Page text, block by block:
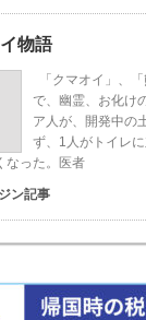
物語
「クマオイ」、
で、幽霊、お化け
ア人が、開発中の
ず、1人がトイレ
なった。医者
ン記事